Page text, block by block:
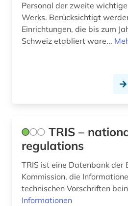
arzneimittelzulassung (1)
arzneipflanzen (1)
asien (1)
asien-pazifik (1)
astronomie (3)
astrophysik (1)
Personal der zweite
Werks. Berücksichtigt
Einrichtungen, die bis zum
Schweiz etabliert ware...
TRIS –
regulations
TRIS ist eine Datenbank der
Kommission, die
technischen Vorschriften
Informationen